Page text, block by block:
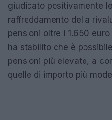
giudicato positivamente
raffreddamento della
pensioni oltre i 1.650
ha stabilito che è
pensioni più elevate, a
quelle di importo più